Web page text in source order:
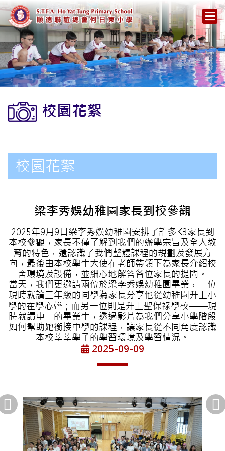
校園花絮
校園花絮
梁李秀娛幼稚園家長到校參觀
2025年9月9日梁李秀娛幼稚園安排了許多K3家長到
本校參觀，家長不僅了解到我們的辦學宗旨及全人教
育的特色，還認識了我們整體課程的規劃及發展方
向，最後由本校學生大使在老師帶領下為家長介紹校
舍環境及設備，並細心地解答各位家長的提問。
當天，我們更邀請兩位於梁李秀娛幼稚園畢業，一位
現時就讀二年級的同學為家長分享他從幼稚園升上小
學的在學心聲；而另一位則是升上聖保祿學校——現
時就讀中二的畢業生，透過影片為我們分享小學階段
如何幫助她銜接中學的課程，讓家長從不同角度認識
本校莘莘學子的學習環境及學習情況。
2025-09-09